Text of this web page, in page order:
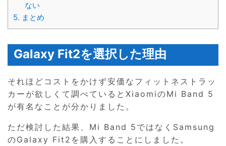
ない
5. まとめ
Galaxy Fit2を選択した理由
それほどコストをかけず安価なフィットネストラッ
カーが欲しくて調べているとXiaomiのMi Band 5
が有名なことが分かりました。
ただ検討した結果、Mi Band 5ではなくSamsung
のGalaxy Fit2を購入することにしました。